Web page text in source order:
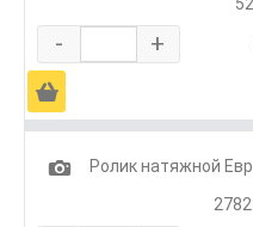
- +
Ä
1
Ролик натяжной